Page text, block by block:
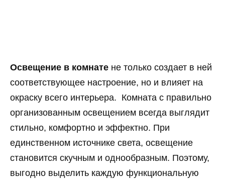
Освещение в комнате не только создает в ней
соответствующее настроение, но и влияет на
окраску всего интерьера. Комната с правильно
организованным освещением всегда выглядит
стильно, комфортно и эффектно. При
единственном источнике света, освещение
становится скучным и однообразным. Поэтому,
выгодно выделить каждую функциональную